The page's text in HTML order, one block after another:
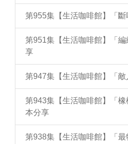
第955集【生活咖啡館】「
第951集【生活咖啡館】「
享
第947集【生活咖啡館】「
第943集【生活咖啡館】「
本分享
第938集【生活咖啡館】「最